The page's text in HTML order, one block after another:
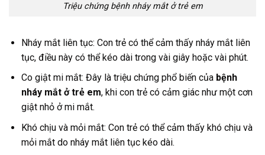
Triệu chứng bệnh nháy mắt ở trẻ em
Nháy mắt liên tục: Con trẻ có thể cảm thấy nháy mắt liên
tục, điều này có thể kéo dài trong vài giây hoặc vài phút.
Co giật mi mắt: Đây là triệu chứng phổ biến của bệnh
nháy mắt ở trẻ em, khi con trẻ có cảm giác như một cơn
giật nhỏ ở mi mắt.
Khó chịu và mỏi mắt: Con trẻ có thể cảm thấy khó chịu và
mỏi mắt do nháy mắt liên tục kéo dài.